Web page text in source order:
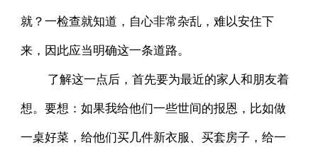
就？一检查就知道，自心非常杂乱，难以安住下
来，因此应当明确这一条道路。
了解这一点后，首先要为最近的家人和朋友着
想。要想：如果我给他们一些世间的报恩，比如做
一桌好菜，给他们买几件新衣服、买套房子，给一